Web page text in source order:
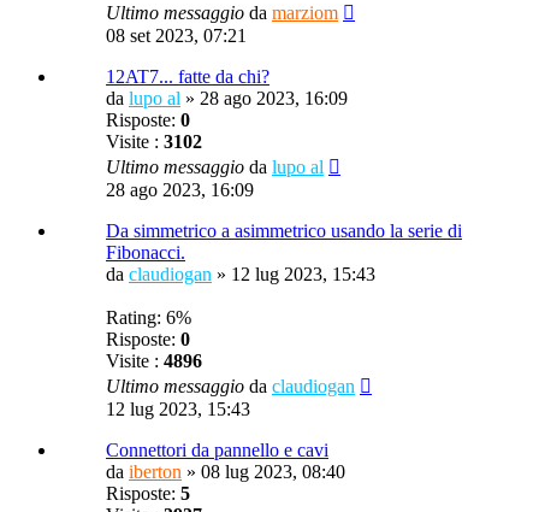
Ultimo messaggio da marziom
08 set 2023, 07:21
12AT7... fatte da chi?
da lupo al » 28 ago 2023, 16:09
Risposte: 0
Visite : 3102
Ultimo messaggio da lupo al
28 ago 2023, 16:09
Da simmetrico a asimmetrico usando la serie di
Fibonacci.
da claudiogan » 12 lug 2023, 15:43
Rating: 6%
Risposte: 0
Visite : 4896
Ultimo messaggio da claudiogan
12 lug 2023, 15:43
Connettori da pannello e cavi
da iberton » 08 lug 2023, 08:40
Risposte: 5